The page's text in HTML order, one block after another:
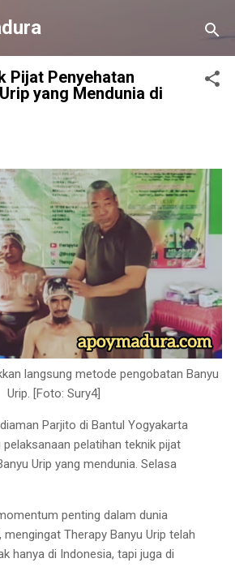
ke konten utama
Pijat Penyehatan
yang Mendunia di
langsung metode pengobatan Banyu
Urip. [Foto: Sury4]
Parjito di Bantul Yogyakarta
pelatihan teknik pijat
Urip yang mendunia. Selasa
penting dalam dunia
Therapy Banyu Urip telah
hanya di Indonesia, tapi juga di